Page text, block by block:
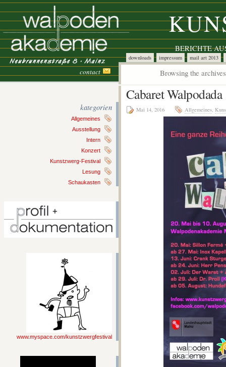
BERICHTE
downloads impressum mail art 2013
contact Browsing the
kategorien
Allgemeines
Ausstellung
Intern
Konzert
Kunstzwerg-Festival
Lesung
Schaukasten
www.myspace.com/kunstzwergfestival
Cabaret Walpodada
Mai 14, 2016 Allgemeines,